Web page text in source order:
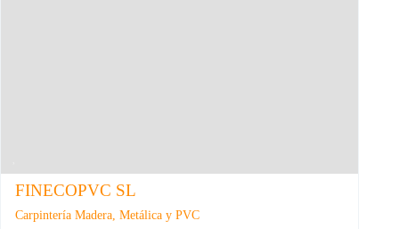
FINECOPVC SL
Carpintería Madera, Metálica y PVC